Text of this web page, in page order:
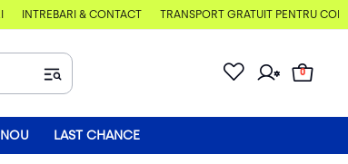
ÎNTREBĂRI & CONTACT TRANSPORT GRATUIT PENTRU
0
NOU LAST CHANCE